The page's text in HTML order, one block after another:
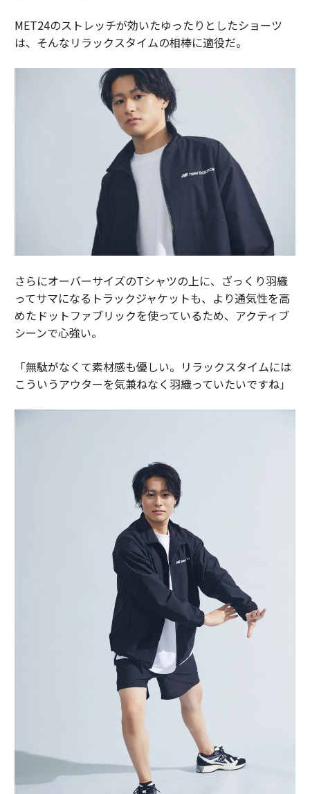
MET24のストレッチが効いたゆったりとしたショーツ
は、そんなリラックスタイムの相棒に適役だ。
さらにオーバーサイズのTシャツの上に、ざっくり羽織
ってサマになるトラックジャケットも、より通気性を高
めたドットファブリックを使っているため、アクティブ
シーンで心強い。
「無駄がなくて素材感も優しい。リラックスタイムには
こういうアウターを気兼ねなく羽織っていたいですね」